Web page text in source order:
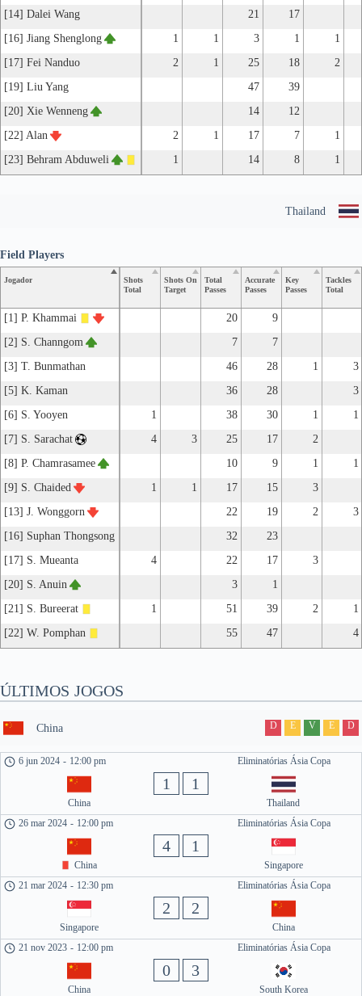
[14] Dalei Wang 21
17
[16] Jiang Shenglong
1 1 3 1
1
[17] Fei Nanduo
2 1 25 18
2
[19] Liu Yang
47
39
[20] Xie Wenneng
14
12
[22] Alan
2 1 17 7
1
[23] Behram Abduweli
1 14 8 1
Thailand
Jogador
Shots
Total
Shots On
Target
Total
Passes
Accurate
Passes
Key
Passes
Tackles
Total
[1] P. Khammai 20
9
[2] S. Channgom
7
7
[3] T. Bunmathan
46 28 1
3
[5] K. Kaman
36 28
3
[6] S. Yooyen
1 38 30 1
1
[7] S. Sarachat
4 3 25 17
2
[8] P. Chamrasamee
10 9 1
1
[9] S. Chaided
1 1 17 15
3
[13] J. Wonggorn
22 19 2
3
[16] Suphan Thongsong
32
23
[17] S. Mueanta
4 22 17
3
[20] S. Anuin
3
1
[21] S. Bureerat
1 51 39 2
1
[22] W. Pomphan
55 47 4
Field Players
ÚLTIMOS JOGOS
China D E V E D
Eliminatórias Ásia Copa
6 jun 2024 - 12:00 pm
China
1 1
Thailand
Eliminatórias Ásia Copa
26 mar 2024 - 12:00 pm
China
4 1
Singapore
Eliminatórias Ásia Copa
21 mar 2024 - 12:30 pm
Singapore
2 2
China
Eliminatórias Ásia Copa
21 nov 2023 - 12:00 pm
China
0 3
South Korea